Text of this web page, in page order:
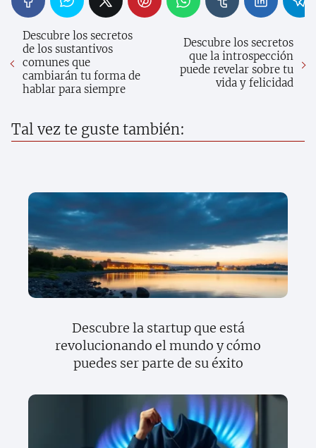
Descubre los secretos
de los sustantivos
comunes que
cambiarán tu forma de
hablar para siempre
Descubre los secretos
que la introspección
puede revelar sobre tu
vida y felicidad
Tal vez te guste también:
Descubre la startup que está
revolucionando el mundo y cómo
puedes ser parte de su éxito